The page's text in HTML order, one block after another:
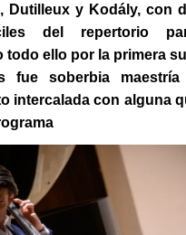
Dutilleux y Kodály, con
del repertorio
todo ello por la primera
fue soberbia
intercalada con alguna